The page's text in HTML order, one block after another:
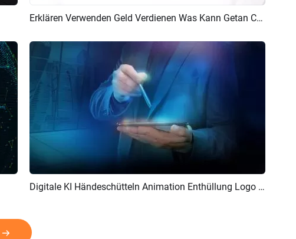
Vorschau KI Erstellen Erklären Verwenden Geld Verdienen Was Kann Getan Chatgpt
Vorschau KI Erstellen Digitale KI Händeschütteln Animation Enthüllung Logo Intro